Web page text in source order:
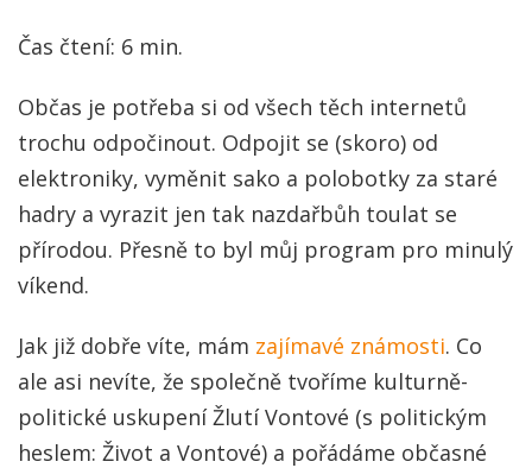
Čas čtení: 6 min.
Občas je potřeba si od všech těch internetů
trochu odpočinout. Odpojit se (skoro) od
elektroniky, vyměnit sako a polobotky za staré
hadry a vyrazit jen tak nazdařbůh toulat se
přírodou. Přesně to byl můj program pro minulý
víkend.
Jak již dobře víte, mám zajímavé známosti. Co
ale asi nevíte, že společně tvoříme kulturně-
politické uskupení Žlutí Vontové (s politickým
heslem: Život a Vontové) a pořádáme občasné